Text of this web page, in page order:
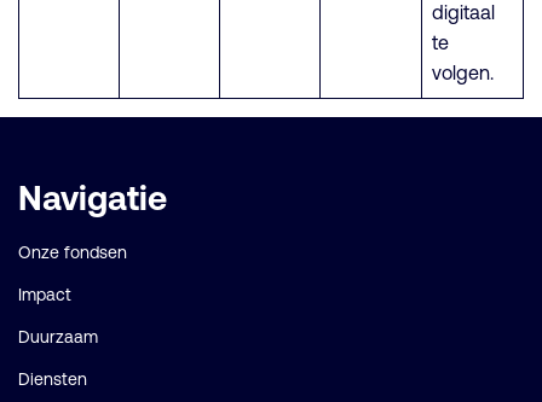
digitaal
te
volgen.
Belangrijke
links
Navigatie
Onze fondsen
Impact
Duurzaam
Diensten